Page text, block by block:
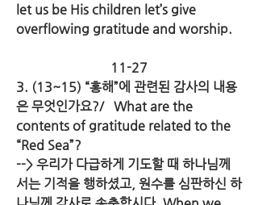
let us be His children let’s give
overflowing gratitude and worship.
11-27
3. (13~15) “홍해”에 관련된 감사의 내용
은 무엇인가요?/   What are the
contents of gratitude related to the
“Red Sea”?
--> 우리가 다급하게 기도할 때 하나님께
서는 기적을 행하셨고, 원수를 심판하신 하